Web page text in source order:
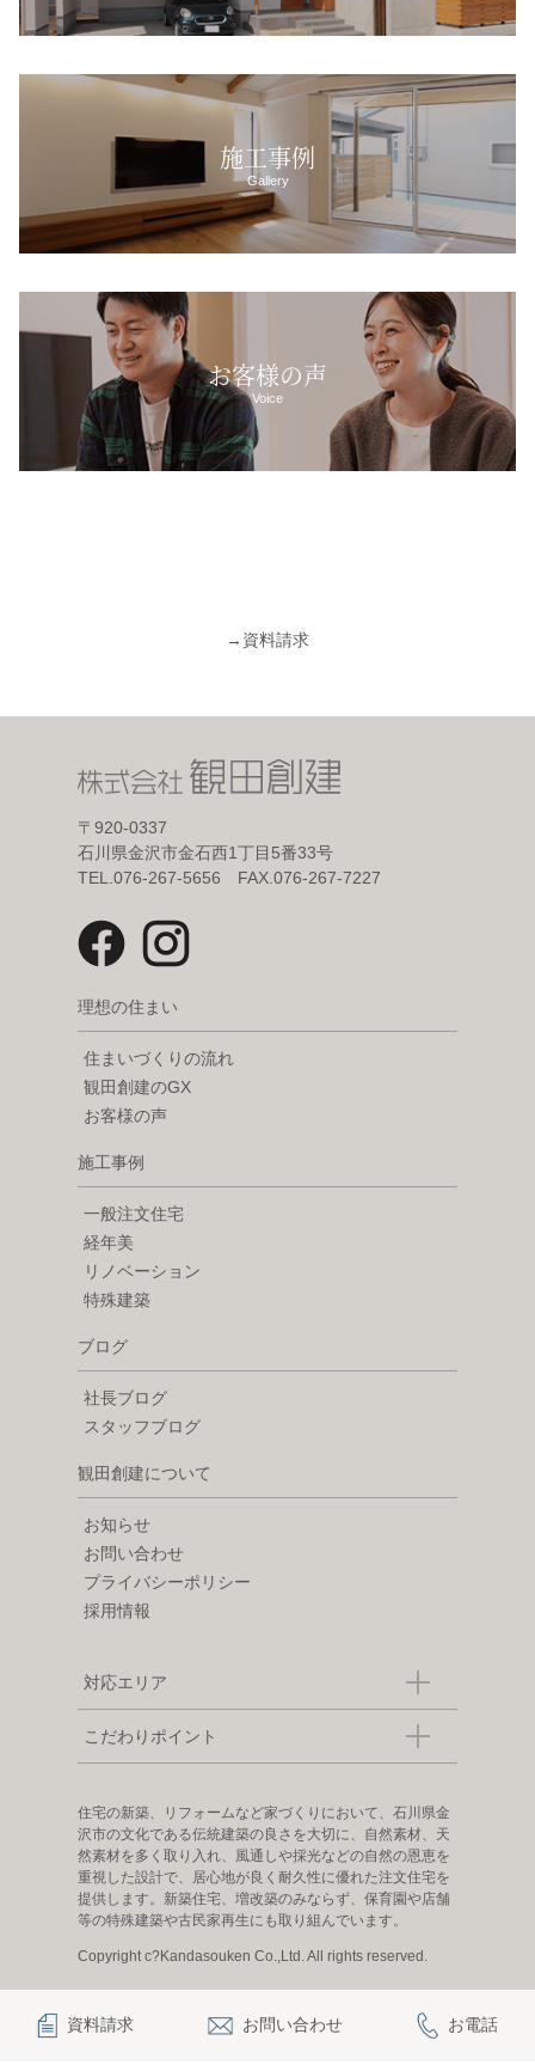
施工事例
Gallery
お客様の声
Voice
→ 資料請求
〒920-0337
石川県金沢市金石西1丁目5番33号
TEL.076-267-5656 FAX.076-267-7227
理想の住まい
住まいづくりの流れ
観田創建のGX
お客様の声
施工事例
一般注文住宅
経年美
リノベーション
特殊建築
ブログ
社長ブログ
スタッフブログ
観田創建について
お知らせ
お問い合わせ
プライバシーポリシー
採用情報
対応エリア
こだわりポイント
住宅の新築、リフォームなど家づくりにおいて、石川県金
沢市の文化である伝統建築の良さを大切に、自然素材、天
然素材を多く取り入れ、風通しや採光などの自然の恩恵を
重視した設計で、居心地が良く耐久性に優れた注文住宅を
提供します。新築住宅、増改築のみならず、保育園や店舗
等の特殊建築や古民家再生にも取り組んでいます。
Copyright c?Kandasouken Co.,Ltd. All rights reserved.
資料請求 お問い合わせ お電話